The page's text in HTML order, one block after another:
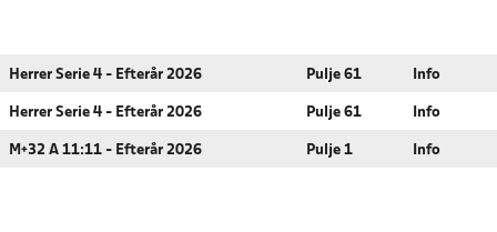
Herrer Serie 4 - Efterår 2026 Pulje 61 Info
Herrer Serie 4 - Efterår 2026 Pulje 61 Info
M+32 A 11:11 - Efterår 2026 Pulje 1 Info